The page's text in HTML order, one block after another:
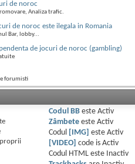
de noroc
Analiza trafic.
de noroc este ilegala in Romania
Bar, lobby...
de jocuri de noroc (gambling)
forumisti
Codul BBeste Activ
Zâmbeteeste Activ
Codul
[IMG] este Activ
[VIDEO]
code is Activ
Codul HTML este
Inactiv